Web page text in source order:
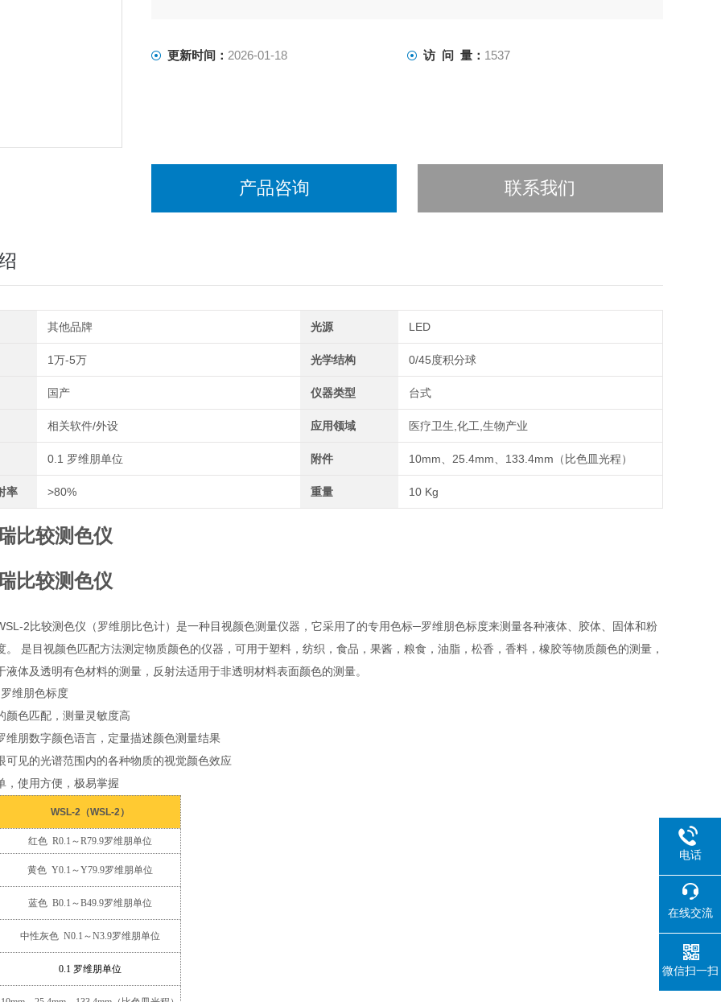
更新时间： 2026-01-18 访 问 量： 1537
产品咨询 联系我们
其他品牌 光源 LED
1万-5万 光学结构 0/45度积分球
国产 仪器类型 台式
相关软件/外设 应用领域 医疗卫生,化工,生物产业
0.1 罗维朋单位 附件 10mm、25.4mm、133.4mm（比色皿光程）
率 >80% 重量 10 Kg
比较测色仪
比较测色仪
2比较测色仪（罗维朋比色计）是一种目视颜色测量仪器，它采用了的专用色标─罗维朋色标度来测量各种液体、胶体、固体和粉
。 是目视颜色匹配方法测定物质颜色的仪器，可用于塑料，纺织，食品，果酱，粮食，油脂，松香，香料，橡胶等物质颜色的测量，
液体及透明有色材料的测量，反射法适用于非透明材料表面颜色的测量。
维朋色标度
颜色匹配，测量灵敏度高
维朋数字颜色语言，定量描述颜色测量结果
可见的光谱范围内的各种物质的视觉颜色效应
，使用方便，极易掌握
WSL-2（WSL-2）
红色 R0.1～R79.9罗维朋单位
黄色 Y0.1～Y79.9罗维朋单位
蓝色 B0.1～B49.9罗维朋单位
中性灰色 N0.1～N3.9罗维朋单位
0.1 罗维朋单位
电话
在线交流
微信扫一扫